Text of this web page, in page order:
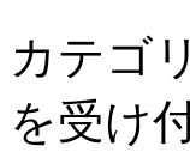
カテゴ
を受け